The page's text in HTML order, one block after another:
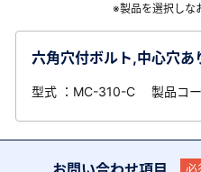
※製品を選択しな
六角穴付ボルト,中心穴
型式 ：MC-310-C 製品コ
必